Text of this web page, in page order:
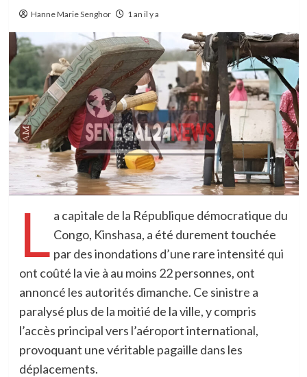
Hanne Marie Senghor 1 an il y a
L a capitale de la République démocratique du
Congo, Kinshasa, a été durement touchée
par des inondations d’une rare intensité qui
ont coûté la vie à au moins 22 personnes, ont
annoncé les autorités dimanche. Ce sinistre a
paralysé plus de la moitié de la ville, y compris
l’accès principal vers l’aéroport international,
provoquant une véritable pagaille dans les
déplacements.